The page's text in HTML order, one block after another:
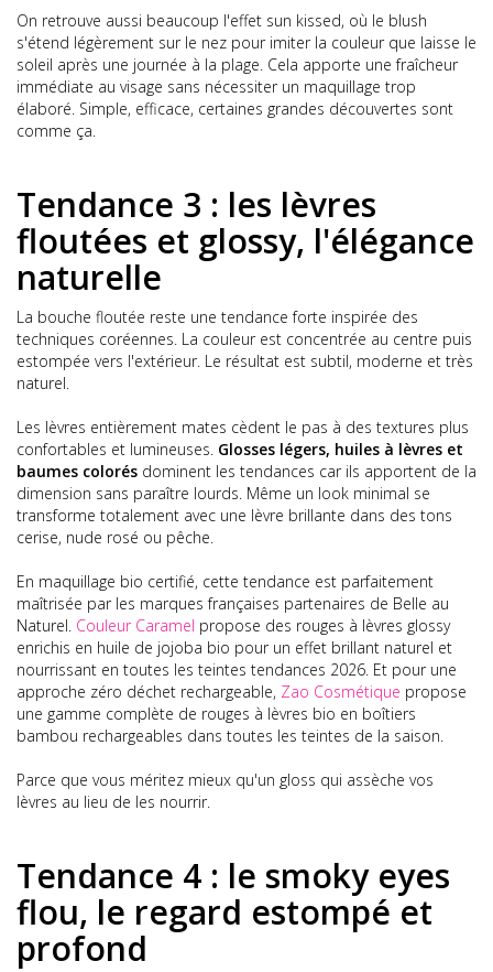
On retrouve aussi beaucoup l'effet sun kissed, où le blush
s'étend légèrement sur le nez pour imiter la couleur que laisse le
soleil après une journée à la plage. Cela apporte une fraîcheur
immédiate au visage sans nécessiter un maquillage trop
élaboré. Simple, efficace, certaines grandes découvertes sont
comme ça.
Tendance 3 : les lèvres
floutées et glossy, l'élégance
naturelle
La bouche floutée reste une tendance forte inspirée des
techniques coréennes. La couleur est concentrée au centre puis
estompée vers l'extérieur. Le résultat est subtil, moderne et très
naturel.
Les lèvres entièrement mates cèdent le pas à des textures plus
confortables et lumineuses. Glosses légers, huiles à lèvres et
baumes colorés dominent les tendances car ils apportent de la
dimension sans paraître lourds. Même un look minimal se
transforme totalement avec une lèvre brillante dans des tons
cerise, nude rosé ou pêche.
En maquillage bio certifié, cette tendance est parfaitement
maîtrisée par les marques françaises partenaires de Belle au
Naturel. Couleur Caramel propose des rouges à lèvres glossy
enrichis en huile de jojoba bio pour un effet brillant naturel et
nourrissant en toutes les teintes tendances 2026. Et pour une
approche zéro déchet rechargeable, Zao Cosmétique propose
une gamme complète de rouges à lèvres bio en boîtiers
bambou rechargeables dans toutes les teintes de la saison.
Parce que vous méritez mieux qu'un gloss qui assèche vos
lèvres au lieu de les nourrir.
Tendance 4 : le smoky eyes
flou, le regard estompé et
profond